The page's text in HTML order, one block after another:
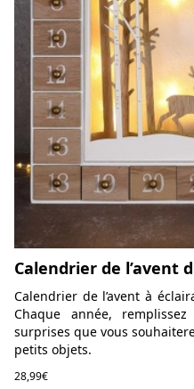
Calendrier de l’avent
Calendrier de l’avent à
Chaque année,
surprises que vous
petits objets.
28,99€